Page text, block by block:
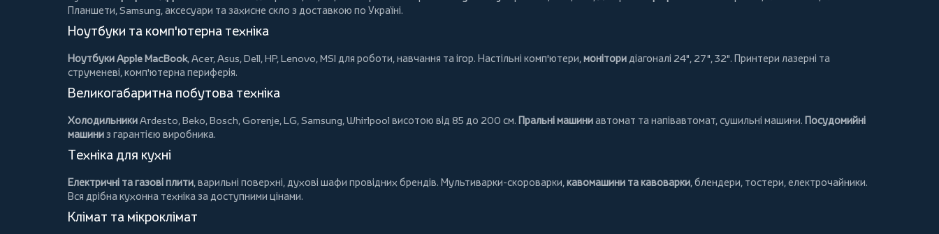
Планшети, Samsung, аксесуари тазахисне скло з доставкою по Україні.
Ноутбуки та комп'ютерна техніка
Ноутбуки Apple MacBook,Acer,Asus,Dell,HP,Lenovo,MSI для роботи, навчання та ігор. Настільні комп'ютери,моніторидіагоналі 24", 27", 32". Принтери лазерні та
струменеві, комп'ютерна периферія.
Великогабаритна побутова техніка
ХолодильникиArdesto,Beko,Bosch,Gorenje,LG,Samsung,Whirlpool висотою від 85 до 200 см. Пральні машиниавтомат та напівавтомат,сушильні машини. Посудомийні
машиниз гарантією виробника.
Техніка для кухні
Електричні та газові плити, варильні поверхні, духові шафи провідних брендів. Мультиварки-скороварки,кавомашини та кавоварки,блендери, тостери,електрочайники.
Вся дрібна кухонна техніка за доступними цінами.
Клімат та мікроклімат